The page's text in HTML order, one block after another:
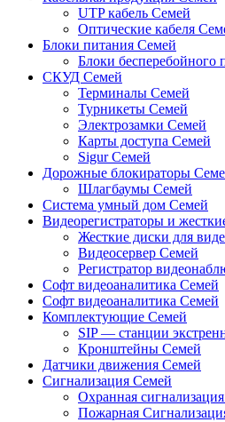
UTP кабель Семей
Оптические кабеля
Блоки питания Семей
Блоки бесперебойного
СКУД Семей
Терминалы Семей
Турникеты Семей
Электрозамки Семей
Карты доступа Семей
Sigur Семей
Дорожные блокираторы
Шлагбаумы Семей
Система умный дом Семей
Видеорегистраторы и
Жесткие диски для
Видеосервер Семей
Регистратор
Софт видеоаналитика Семей
Софт видеоаналитика Семей
Комплектующие Семей
SIP — станции
Кронштейны Семей
Датчики движения Семей
Сигнализация Семей
Охранная
Пожарная